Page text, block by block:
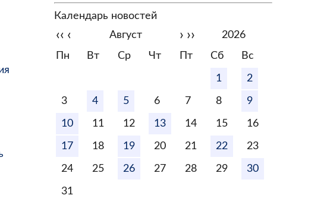
Календарь новостей
‹‹ ‹ Август › ››
2026
Пн
Вт Ср Чт Пт Сб Вс
1 2
3 4 5 6 7 8 9
10 11 12 13 14 15 16
17 18 19 20 21 22 23
24 25 26 27 28 29 30
31